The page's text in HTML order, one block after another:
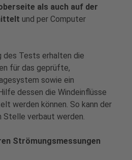
als auch auf der
und per Computer
des Tests erhalten die
für das geprüfte,
sowie ein
dessen die Windeinflüsse
werden können. So kann der
Stelle verbaut werden.
Strömungsmessungen